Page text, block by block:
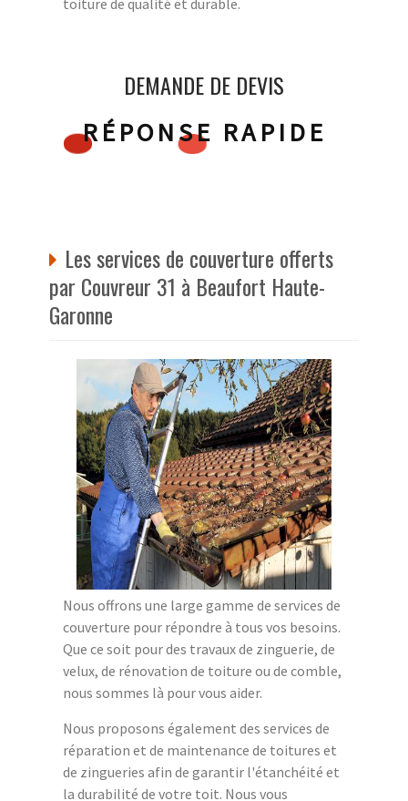
DEMANDE DE DEVIS
RÉPONSE RAPIDE
Les services de couverture offerts
par Couvreur 31 à Beaufort Haute-
Garonne
Nous offrons une large gamme de services de
couverture pour répondre à tous vos besoins.
Que ce soit pour des travaux de zinguerie, de
velux, de rénovation de toiture ou de comble,
nous sommes là pour vous aider.
Nous proposons également des services de
réparation et de maintenance de toitures et
de zingueries afin de garantir l'étanchéité et
la durabilité de votre toit. Nous vous